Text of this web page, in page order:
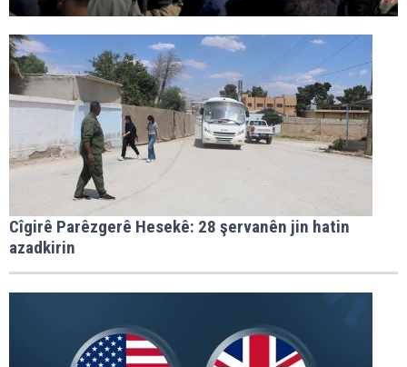
Cîgirê Parêzgerê Hesekê: 28 şervanên jin hatin
azadkirin